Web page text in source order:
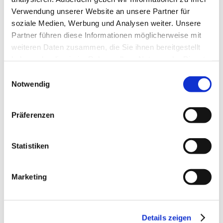
Verwendung unserer Website an unsere Partner für
soziale Medien, Werbung und Analysen weiter. Unsere
Partner führen diese Informationen möglicherweise mit
weiteren Daten zusammen, die Sie ihnen bereitgestellt
Notwendig
Präferenzen
Statistiken
Marketing
Details zeigen